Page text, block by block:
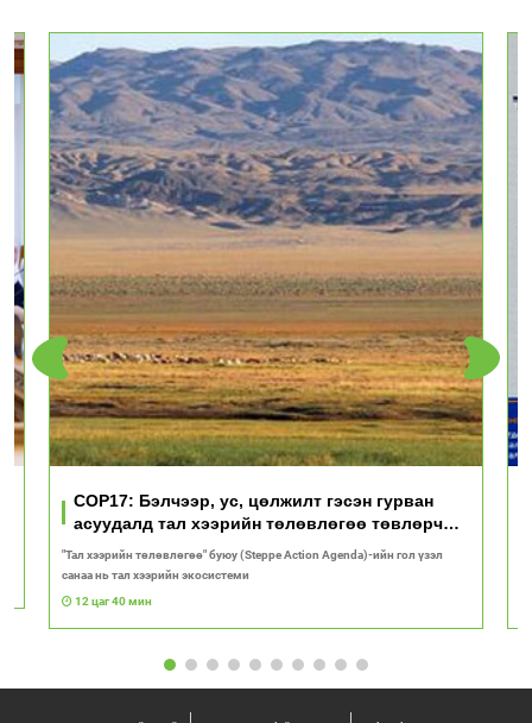
COP17: Бэлчээр, ус, цөлжилт гэсэн гурван
асуудалд тал хээрийн төлөвлөгөө төвлөрч
байна
"Тал хээрийн төлөвлөгөө" буюу (Steppe Action Agenda)-ийн гол үзэл
санаа нь тал хээрийн экосистеми
12 цаг 40 мин